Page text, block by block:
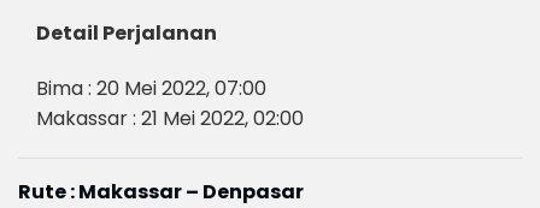
Detail Perjalanan
Bima : 20 Mei 2022, 07:00
Makassar : 21 Mei 2022, 02:00
Rute : Makassar – Denpasar